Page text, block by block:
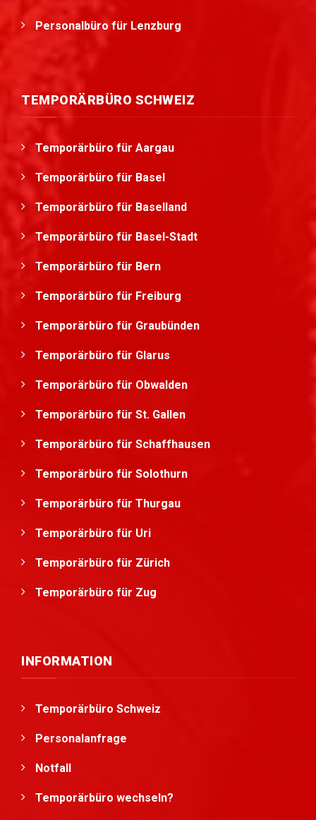
Personalbüro für Lenzburg
TEMPORÄRBÜRO SCHWEIZ
Temporärbüro für Aargau
Temporärbüro für Basel
Temporärbüro für Baselland
Temporärbüro für Basel-Stadt
Temporärbüro für Bern
Temporärbüro für Freiburg
Temporärbüro für Graubünden
Temporärbüro für Glarus
Temporärbüro für Obwalden
Temporärbüro für St. Gallen
Temporärbüro für Schaffhausen
Temporärbüro für Solothurn
Temporärbüro für Thurgau
Temporärbüro für Uri
Temporärbüro für Zürich
Temporärbüro für Zug
INFORMATION
Temporärbüro Schweiz
Personalanfrage
Notfall
Temporärbüro wechseln?